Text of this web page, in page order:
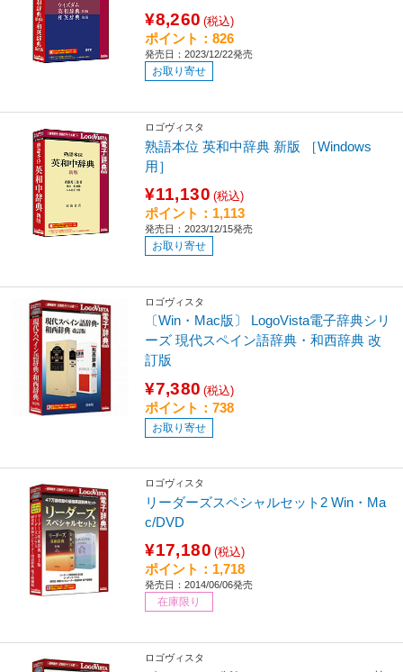
¥8,260 (税込)
ポイント：826
発売日：2023/12/22発売
お取り寄せ
ロゴヴィスタ
熟語本位 英和中辞典 新版 ［Windows
用］
¥11,130 (税込)
ポイント：1,113
発売日：2023/12/15発売
お取り寄せ
ロゴヴィスタ
〔Win・Mac版〕 LogoVista電子辞典シリ
ーズ 現代スペイン語辞典・和西辞典 改
訂版
¥7,380 (税込)
ポイント：738
お取り寄せ
ロゴヴィスタ
リーダーズスペシャルセット2 Win・Ma
c/DVD
¥17,180 (税込)
ポイント：1,718
発売日：2014/06/06発売
在庫限り
ロゴヴィスタ